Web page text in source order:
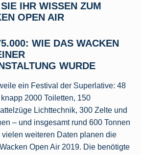
IHR WISSEN ZUM
OPEN AIR
WIE DAS WACKEN
WURDE
ein Festival der Superlative: 48
2000 Toiletten, 150
Lichttechnik, 300 Zelte und
– und insgesamt rund 600 Tonnen
vielen weiteren Daten planen die
Open Air 2019. Die benötigte